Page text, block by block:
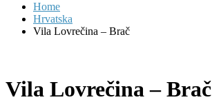
Home
Hrvatska
Vila Lovrečina – Brač
Vila Lovrečina – Brač